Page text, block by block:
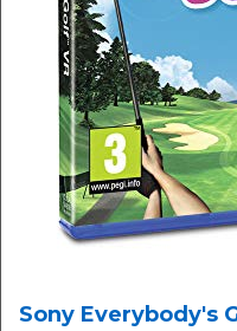
Sony Everybody's